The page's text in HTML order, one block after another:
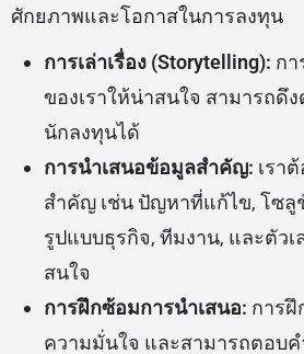
ศักยภาพและโอกาสในการลงทุน
การเล่าเรื่อง (Storytelling): กา
ของเราให้น่าสนใจ สามารถดึ
นักลงทุนได้
การนำเสนอข้อมูลสำคัญ: เรา
สำคัญ เช่น ปัญหาที่แก้ไข, โซลู
รูปแบบธุรกิจ, ทีมงาน, และตัวเ
สนใจ
การฝึกซ้อมการนำเสนอ: การฝึ
ความมั่นใจ และสามารถตอบ